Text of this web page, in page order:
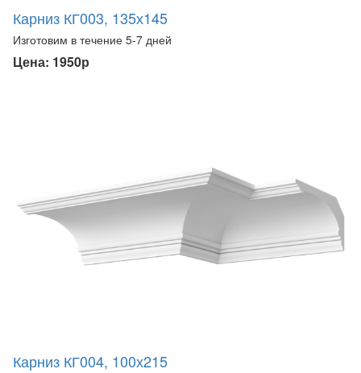
Карниз КГ003, 135х145
Изготовим в течение 5-7 дней
Цена: 1950р
Карниз КГ004, 100х215